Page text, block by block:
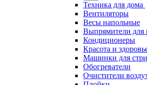
Техника для дома
Вентиляторы
Весы напольные
Выпрямители для
Кондиционеры
Красота и
Машинки для
Обогреватели
Очистители